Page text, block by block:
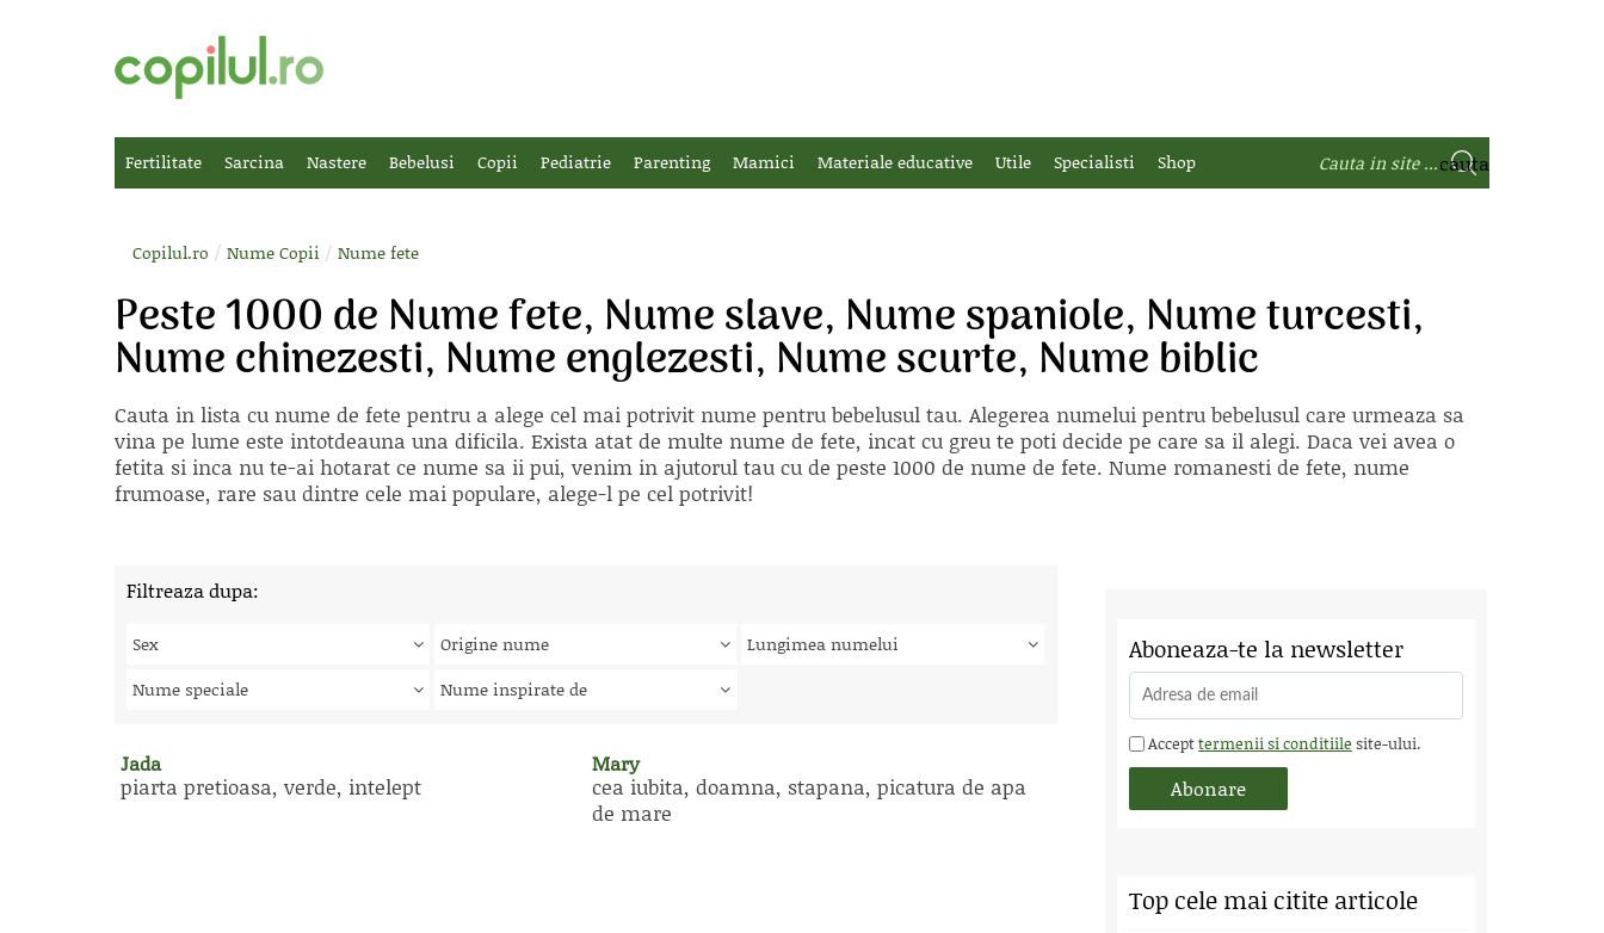
Fertilitate Sarcina Nastere Bebelusi Copii Pediatrie Parenting Mamici Materiale educative Utile Specialisti Shop
Copilul.ro / Nume Copii / Nume fete
Peste 1000 de Nume fete, Nume slave, Nume spaniole, Nume turcesti,
Nume chinezesti, Nume englezesti, Nume scurte, Nume biblic
Cauta in lista cu nume de fete pentru a alege cel mai potrivit nume pentru bebelusul tau. Alegerea numelui pentru bebelusul care urmeaza sa
vina pe lume este intotdeauna una dificila. Exista atat de multe nume de fete, incat cu greu te poti decide pe care sa il alegi. Daca vei avea o
fetita si inca nu te-ai hotarat ce nume sa ii pui, venim in ajutorul tau cu de peste 1000 de nume de fete. Nume romanesti de fete, nume
frumoase, rare sau dintre cele mai populare, alege-l pe cel potrivit!
Filtreaza dupa:
Sex Origine nume
Lungimea numelui
Nume speciale
Nume inspirate de
Jada
piarta pretioasa, verde, intelept
Mary
cea iubita, doamna, stapana, picatura de apa
de mare
Aboneaza-te la newsletter
Accepttermenii si conditiile site-ului.
Top cele mai citite articole